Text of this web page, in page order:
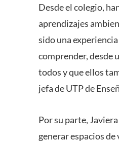
Desde el colegio,
aprendizajes
sido una
comprender, desde
todos y que ellos
jefa de UTP de
Por su parte,
generar espacios